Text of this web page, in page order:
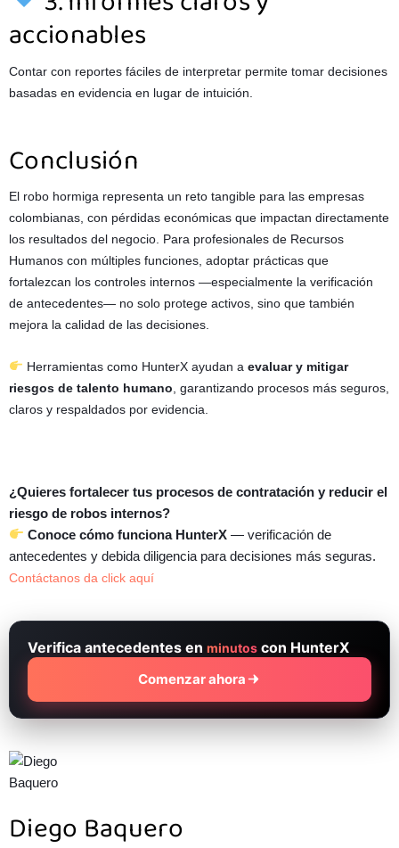
accionables
Contar con reportes fáciles de interpretar permite tomar decisiones
basadas en evidencia en lugar de intuición.
Conclusión
El robo hormiga representa un reto tangible para las empresas
colombianas, con pérdidas económicas que impactan directamente
los resultados del negocio. Para profesionales de Recursos
Humanos con múltiples funciones, adoptar prácticas que
fortalezcan los controles internos —especialmente la verificación
de antecedentes— no solo protege activos, sino que también
mejora la calidad de las decisiones.
Herramientas como HunterX ayudan a evaluar y mitigar
riesgos de talento humano , garantizando procesos más seguros,
claros y respaldados por evidencia.
¿Quieres fortalecer tus procesos de contratación y reducir el
riesgo de robos internos?
Conoce cómo funciona HunterX — verificación de
antecedentes y debida diligencia para decisiones más seguras.
Contáctanos da click aquí
Verifica antecedentes en minutos con HunterX
Comenzar ahora
Diego Baquero